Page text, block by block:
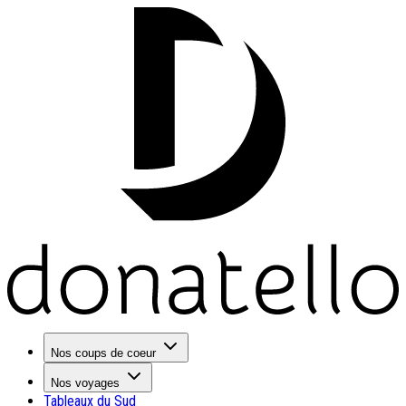
Nos coups de coeur
Nos voyages
Tableaux du Sud